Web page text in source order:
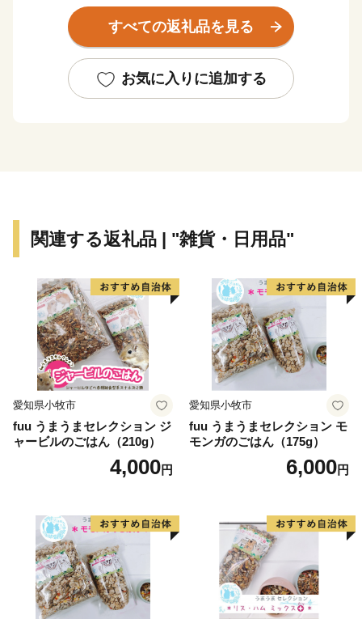
『東濃桧(ヒノキ)のまち』『白川茶のまち』としても有
名です。
すべての返礼品を見る
お気に入りに追加する
関連する返礼品 | "雑貨・日用品"
愛知県小牧市
fuu うまうまセレクション ジ
ャービルのごはん（210g）
4,000円
愛知県小牧市
fuu うまうまセレクション モ
モンガのごはん（175g）
6,000円